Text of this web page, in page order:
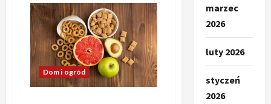
Łóżko
do
pokoju
chłopca
–
jak
wybrać
idealny
model?
Dom i ogród
marzec
2026
luty 2026
styczeń
2026